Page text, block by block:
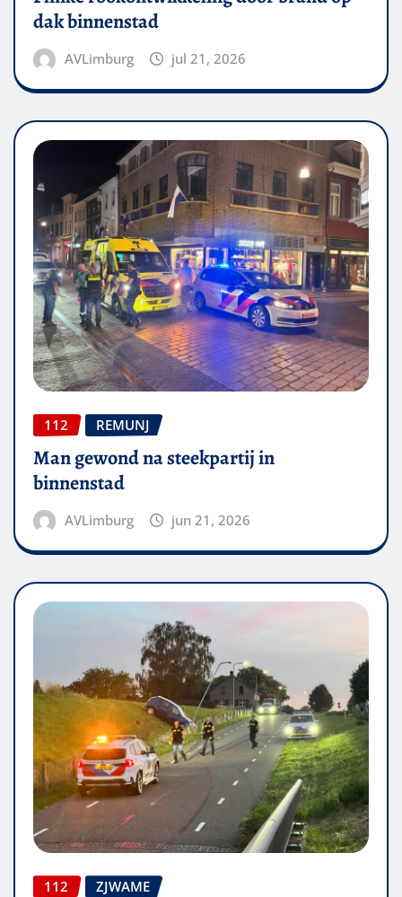
dak binnenstad
AVLimburg jul 21, 2026
112 REMUNJ
Man gewond na steekpartij in
binnenstad
AVLimburg jun 21, 2026
112 ZJWAME